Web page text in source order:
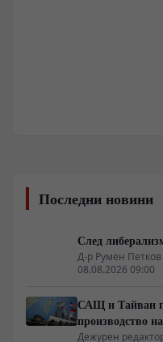
Последни новини
След
Д-р Румен Петков
08.08.2026 09:00
САЩ и Тайван
производство
срещата на
Дежурен